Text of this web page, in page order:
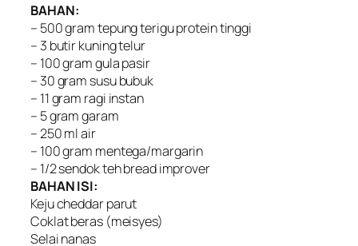
BAHAN:
– 500 gram tepung terigu protein tinggi
– 3 butir kuning telur
– 100 gram gula pasir
– 30 gram susu bubuk
– 11 gram ragi instan
– 5 gram garam
– 250 ml air
– 100 gram mentega/margarin
– 1/2 sendok teh bread improver
BAHAN ISI:
Keju cheddar parut
Coklat beras (meisyes)
Selai nanas